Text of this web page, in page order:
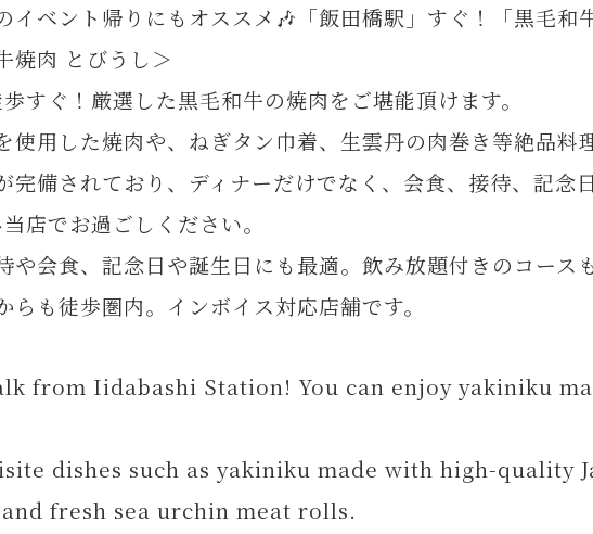
イベント帰りにもオススメ🎶「飯田橋駅」すぐ！「黒毛和
焼肉 とびうし＞
すぐ！厳選した黒毛和牛の焼肉をご堪能頂けます。
使用した焼肉や、ねぎタン巾着、生雲丹の肉巻き等絶品料
完備されており、ディナーだけでなく、会食、接待、記念
店でお過ごしください。
や会食、記念日や誕生日にも最適。飲み放題付きのコース
らも徒歩圏内。インボイス対応店舗です。
from Iidabashi Station! You can enjoy yakiniku
dishes such as yakiniku made with high-quality
fresh sea urchin meat rolls.